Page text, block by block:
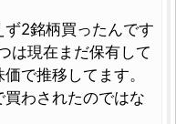
2銘柄買ったんです
は現在まだ保有して
で推移してます。
わされたのではな